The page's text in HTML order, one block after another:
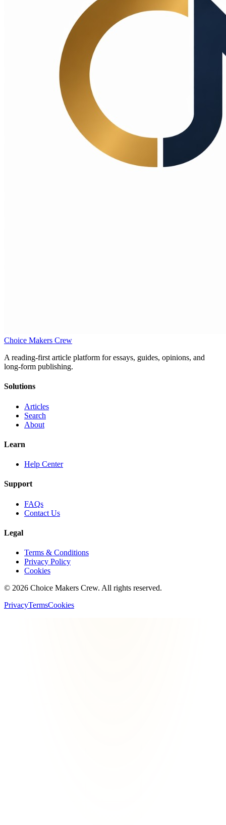
Choice Makers Crew
A reading-first article platform for essays, guides, opinions, and
long-form publishing.
Solutions
Articles
Search
About
Learn
Help Center
Support
FAQs
Contact Us
Legal
Terms & Conditions
Privacy Policy
Cookies
© 2026 Choice Makers Crew. All rights reserved.
PrivacyTermsCookies